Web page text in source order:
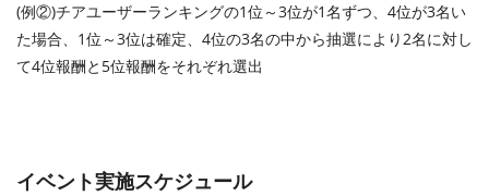
(例②)チアユーザーランキングの1位～3位が1名ずつ、4位が3名い
た場合、1位～3位は確定、4位の3名の中から抽選により2名に対し
て4位報酬と5位報酬をそれぞれ選出
イベント実施スケジュール